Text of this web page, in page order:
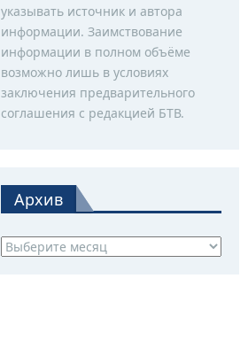
указывать источник и автора
информации. Заимствование
информации в полном объёме
возможно лишь в условиях
заключения предварительного
соглашения с редакцией БТВ.
Архив
Архив